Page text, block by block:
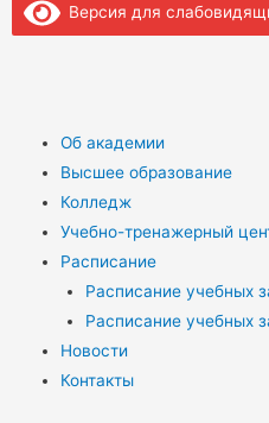
Версия для
Об академии
Высшее образование
Колледж
Учебно-тренажерный
Расписание
Расписание учебных
Расписание учебных
Новости
Контакты